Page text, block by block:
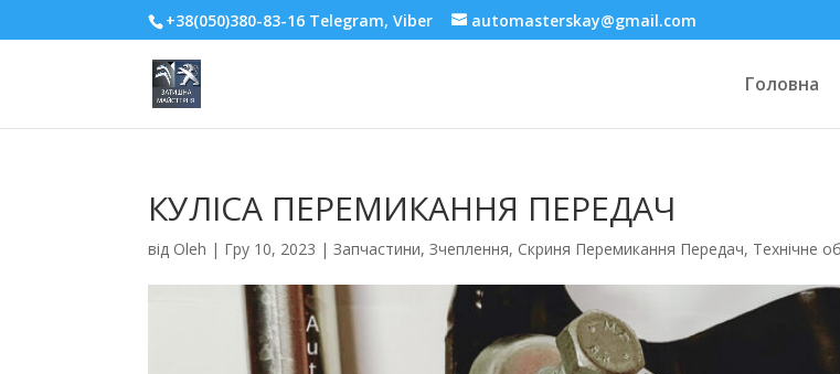
+38(050)380-83-16 Telegram, Viber automasterskay@gmail.com
Головна
КУЛІСА ПЕРЕМИКАННЯ ПЕРЕДАЧ
від Oleh | Гру 10, 2023 |Запчастини,Зчеплення, Скриня Перемикання Передач, Технічне